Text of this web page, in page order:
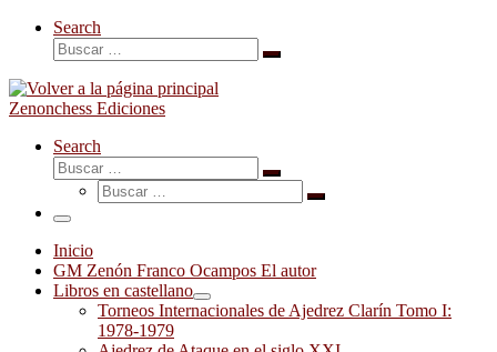
Search
Buscar
Buscar
Zenonchess Ediciones
Search
Buscar
Buscar
Buscar
Buscar
Menú
Inicio
GM Zenón Franco Ocampos El autor
Libros en castellano
Torneos Internacionales de Ajedrez Clarín Tomo I:
1978-1979